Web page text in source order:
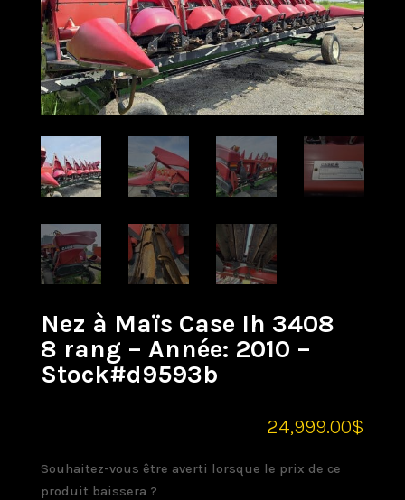
Nez à Maïs Case Ih 3408
8 rang – Année: 2010 –
Stock#d9593b
24,999.00$
Souhaitez-vous être averti lorsque le prix de ce
produit baissera ?